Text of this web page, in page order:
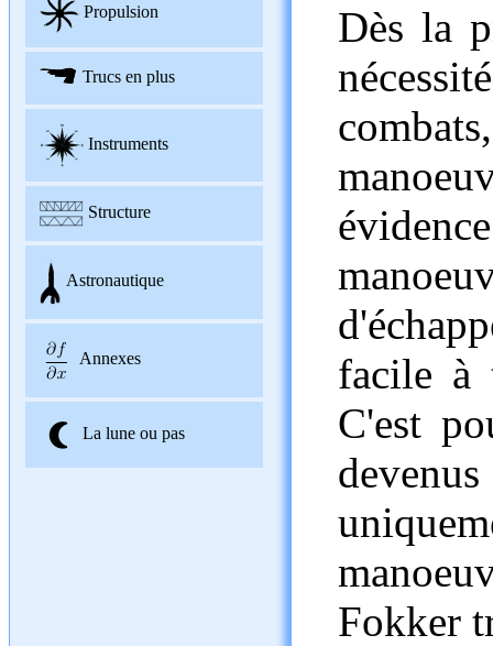
Propulsion
Trucs en plus
Instruments
Structure
Astronautique
Annexes
La lune ou pas
Dès la
facile à
C'est
Fokker